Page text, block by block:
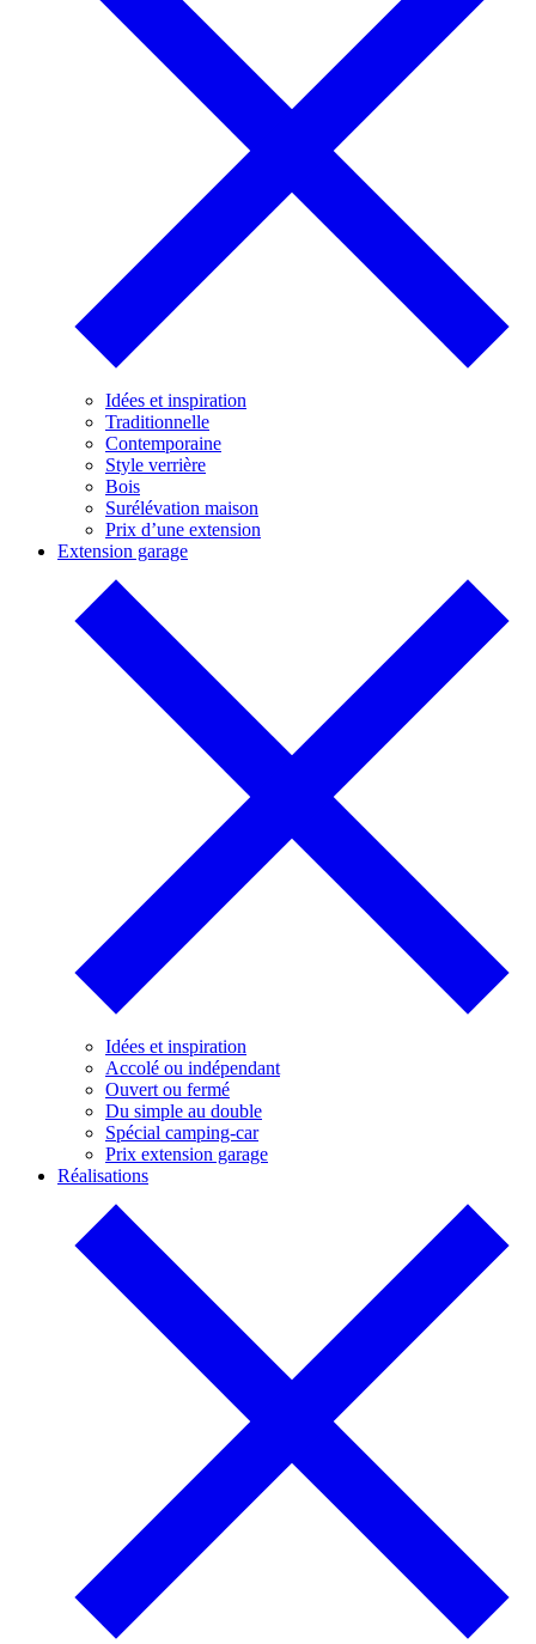
Idées et inspiration
Traditionnelle
Contemporaine
Style verrière
Bois
Surélévation maison
Prix d’une extension
Extension garage
Idées et inspiration
Accolé ou indépendant
Ouvert ou fermé
Du simple au double
Spécial camping-car
Prix extension garage
Réalisations